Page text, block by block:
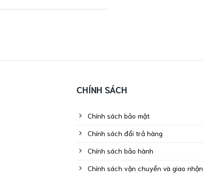
CHÍNH SÁCH
Chính sách bảo mật
Chính sách đổi trả hàng
Chính sách bảo hành
Chính sách vận chuyển và giao nhận